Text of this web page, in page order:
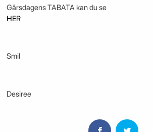
Gårsdagens TABATA kan du se
HER
Smil
Desiree